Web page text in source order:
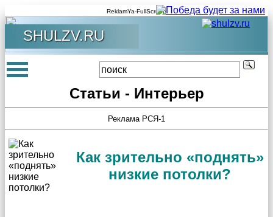
ReklamYa-FullScreen
SHULZV.RU
Статьи - Интерьер
Реклама РСЯ-1
Как зрительно «поднять»
низкие потолки?